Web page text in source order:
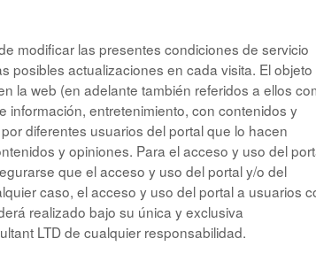
modificar las presentes condiciones de servicio
posibles actualizaciones en cada visita. El objeto
la web (en adelante también referidos a ellos
información, entretenimiento, con contenidos y
diferentes usuarios del portal que lo hacen
y opiniones. Para el acceso y uso del
que el acceso y uso del portal y/o del
caso, el acceso y uso del portal a usuarios
realizado bajo su única y exclusiva
LTD de cualquier responsabilidad.